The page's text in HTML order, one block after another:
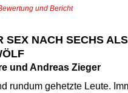
machen weiterhin ihre
warum auch nicht?! Humor
dass uns der Kragen
ab 26,00€
und Bericht
SEX NACH SECHS
und Andreas Zieger
rundum gehetzte Leute.